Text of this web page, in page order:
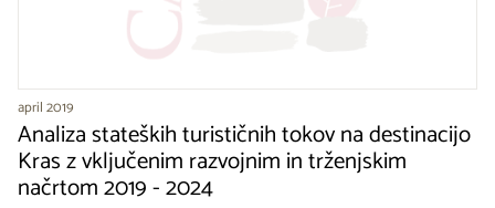
april 2019
Analiza stateških turističnih tokov na destinacijo
Kras z vključenim razvojnim in trženjskim
načrtom 2019 - 2024